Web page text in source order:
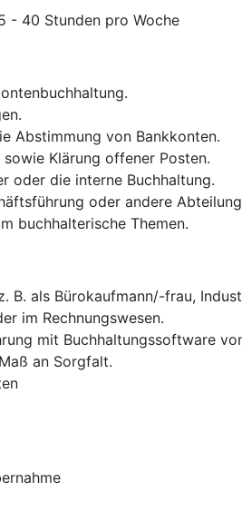
- 40 Stunden pro Woche
Abstimmung von Bankkonten.
Klärung offener Posten.
oder die interne Buchhaltung.
oder andere
buchhalterische Themen.
B. als Bürokaufmann/-frau,
im Rechnungswesen.
mit Buchhaltungssoftware
an Sorgfalt.